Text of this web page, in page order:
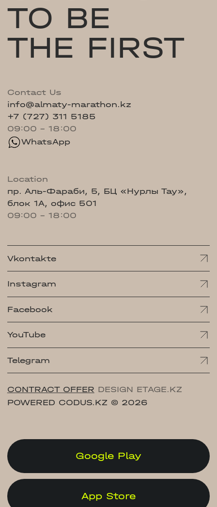
TO BE
THE FIRST
Contact Us
info@almaty-marathon.kz
+7 (727) 311 5185
09:00 - 18:00
WhatsApp
Location
пр. Аль-Фараби, 5, БЦ «Нурлы Тау»,
блок 1А, офис 501
09:00 - 18:00
Vkontakte
Instagram
Facebook
YouTube
Telegram
CONTRACT OFFER DESIGN ETAGE.KZ
POWERED CODUS.KZ © 2026
Google Play
App Store